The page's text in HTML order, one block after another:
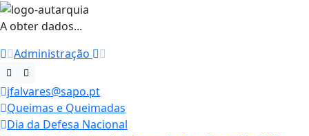
A obter dados...
Administração
jfalvares@sapo.pt
Queimas e Queimadas
Dia da Defesa Nacional